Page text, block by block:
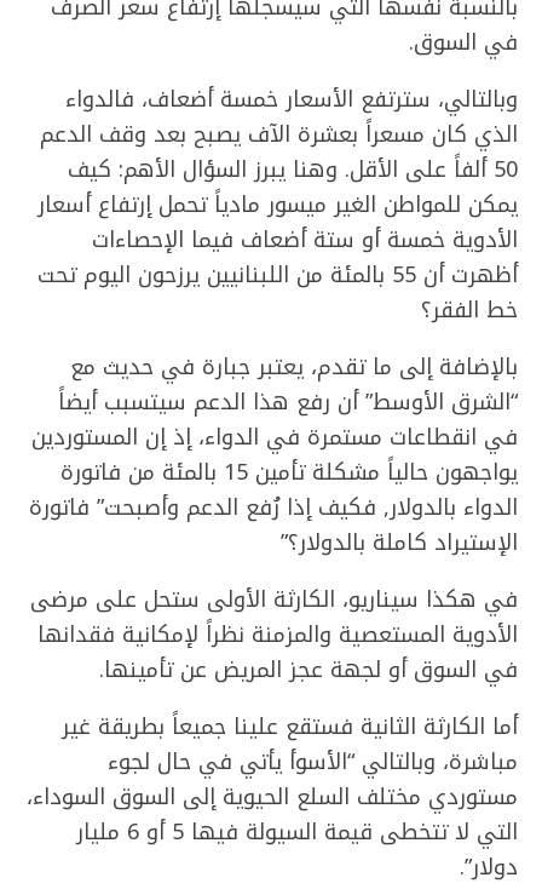
في السوق.
وبالتالي، سترتفع الأسعار خمسة أضعاف، فالدواء
الذي كان مسعراً بعشرة الآف يصبح بعد وقف الدعم
50 ألفاً على الأقل. وهنا يبرز السؤال الأهم: كيف
يمكن للمواطن الغير ميسور مادياً تحمل إرتفاع أسعار
الأدوية خمسة أو ستة أضعاف فيما الإحصاءات
أظهرت أن 55 بالمئة من اللبنانيين يرزحون اليوم تحت
خط الفقر؟
بالإضافة إلى ما تقدم، يعتبر جبارة في حديث مع
“الشرق الأوسط” أن رفع هذا الدعم سيتسبب أيضاً
في انقطاعات مستمرة في الدواء، إذ إن المستوردين
يواجهون حالياً مشكلة تأمين 15 بالمئة من فاتورة
الدواء بالدولار, فكيف إذا رُفع الدعم وأصبحت” فاتورة
الإستيراد كاملة بالدولار؟”
في هكذا سيناريو، الكارثة الأولى ستحل على مرضى
الأدوية المستعصية والمزمنة نظراً لإمكانية فقدانها
في السوق أو لجهة عجز المريض عن تأمينها.
أما الكارثة الثانية فستقع علينا جميعاً بطريقة غير
مباشرة، وبالتالي “الأسوأ يأتي في حال لجوء
مستوردي مختلف السلع الحيوية إلى السوق السوداء،
التي لا تتخطى قيمة السيولة فيها 5 أو 6 مليار
دولار”.